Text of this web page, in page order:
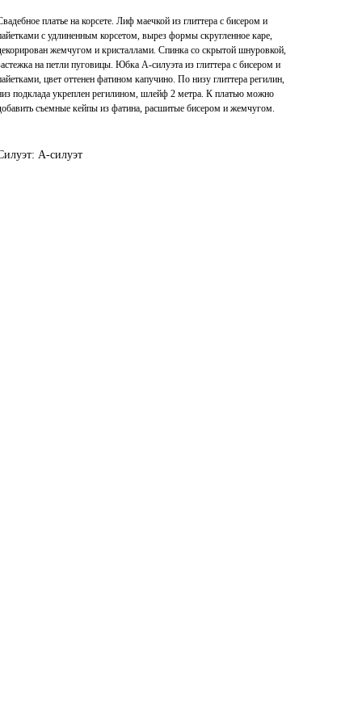
платье на корсете. Лиф маечкой из глиттера с бисером и
с удлиненным корсетом, вырез формы скругленное каре,
жемчугом и кристаллами. Спинка со скрытой шнуровкой,
на петли пуговицы. Юбка А-силуэта из глиттера с бисером и
цвет оттенен фатином капучино. По низу глиттера регилин,
подклада укреплен регилином, шлейф 2 метра. К платью можно
съемные кейпы из фатина, расшитые бисером и жемчугом.
А-силуэт